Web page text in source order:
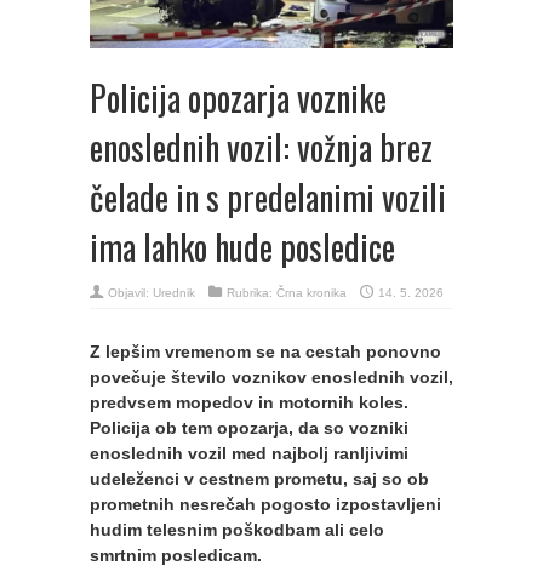
Policija opozarja voznike
enoslednih vozil: vožnja brez
čelade in s predelanimi vozili
ima lahko hude posledice
Objavil: Urednik Rubrika: Črna kronika 14. 5. 2026
Z lepšim vremenom se na cestah ponovno
povečuje število voznikov enoslednih vozil,
predvsem mopedov in motornih koles.
Policija ob tem opozarja, da so vozniki
enoslednih vozil med najbolj ranljivimi
udeleženci v cestnem prometu, saj so ob
prometnih nesrečah pogosto izpostavljeni
hudim telesnim poškodbam ali celo
smrtnim posledicam.